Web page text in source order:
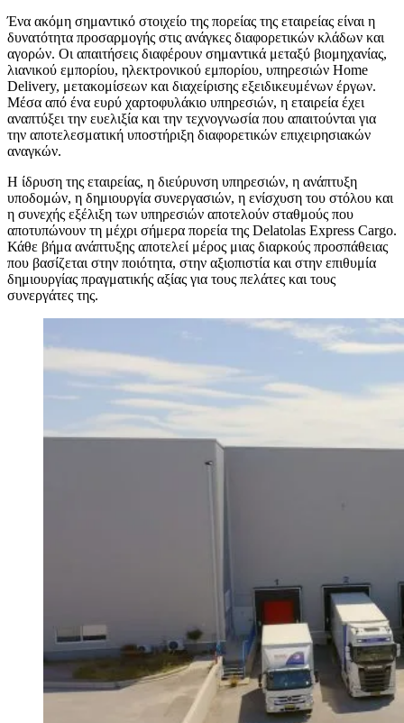
Ένα ακόμη σημαντικό στοιχείο της πορείας της εταιρείας είναι η
δυνατότητα προσαρμογής στις ανάγκες διαφορετικών κλάδων και
αγορών. Οι απαιτήσεις διαφέρουν σημαντικά μεταξύ βιομηχανίας,
λιανικού εμπορίου, ηλεκτρονικού εμπορίου, υπηρεσιών Home
Delivery, μετακομίσεων και διαχείρισης εξειδικευμένων έργων.
Μέσα από ένα ευρύ χαρτοφυλάκιο υπηρεσιών, η εταιρεία έχει
αναπτύξει την ευελιξία και την τεχνογνωσία που απαιτούνται για
την αποτελεσματική υποστήριξη διαφορετικών επιχειρησιακών
αναγκών.
Η ίδρυση της εταιρείας, η διεύρυνση υπηρεσιών, η ανάπτυξη
υποδομών, η δημιουργία συνεργασιών, η ενίσχυση του στόλου και
η συνεχής εξέλιξη των υπηρεσιών αποτελούν σταθμούς που
αποτυπώνουν τη μέχρι σήμερα πορεία της Delatolas Express Cargo.
Κάθε βήμα ανάπτυξης αποτελεί μέρος μιας διαρκούς προσπάθειας
που βασίζεται στην ποιότητα, στην αξιοπιστία και στην επιθυμία
δημιουργίας πραγματικής αξίας για τους πελάτες και τους
συνεργάτες της.